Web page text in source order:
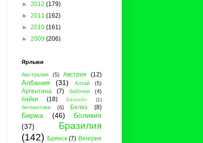
► 2012 (179)
► 2011 (162)
► 2010 (161)
► 2009 (206)
Ярлыки
Австралия (5) Австрия (12)
Албания (31) Алтай (5)
Аргентина (7) бабочки (4)
байки (18) Бахрейн (1)
бегемотики (6) Белиз (8)
Бирма (46)
Боливия
(37)
Бразилия
(142) Брянск (7) Венгрия